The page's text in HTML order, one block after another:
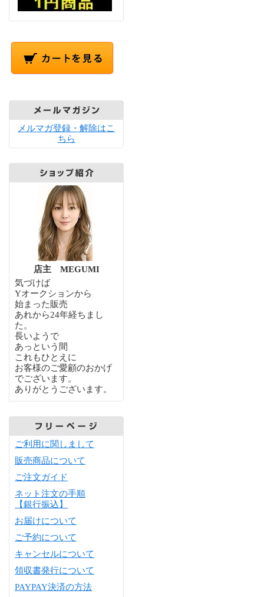
メルマガ登録・解除はこ
ちら
店主 MEGUMI
気づけば
Yオークションから
始まった販売
あれから24年経ちまし
た。
長いようで
あっという間
これもひとえに
お客様のご愛顧のおかげ
でございます。
ありがとうございます。
ご利用に関しまして
販売商品について
ご注文ガイド
ネット注文の手順
【銀行振込】
お届けについて
ご予約について
キャンセルについて
領収書発行について
PAYPAY決済の方法